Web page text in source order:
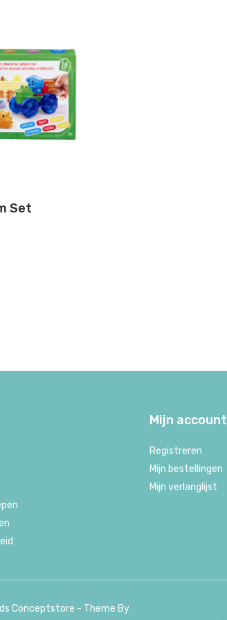
Set
Mijn account
Registreren
Mijn bestellingen
Mijn verlanglijst
Conceptstore - Theme By